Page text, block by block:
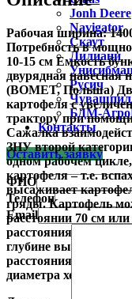
Jonh Deere
Navigator
Скаут
Лилиани
Русич
БДМ-
Контакты
Оставить заявку
ФИО
Телефон
Email
Рабочая ширина:
Потребность в
10-15 см Емкость
двурядная навесная
(BOMET, Польша)
картофеля с
трактору при помощи
Сажалка
ЗНУ второй
одном рабочем
картофеля – т.е.
высаживает
гряды. Картофель
расстоянии 70 см
расстояния клубней
глубине
расстояния клубней
диаметра ходовых